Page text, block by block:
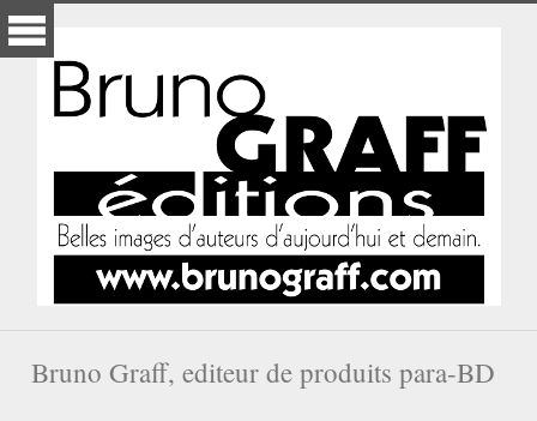
Bruno Graff, editeur de produits para-BD